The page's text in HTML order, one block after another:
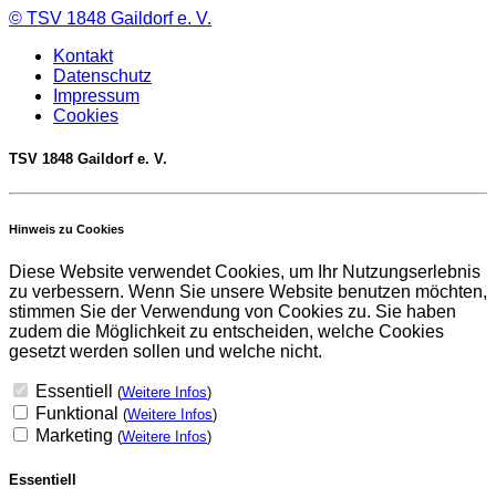
© TSV 1848 Gaildorf e. V.
Kontakt
Datenschutz
Impressum
Cookies
TSV 1848 Gaildorf e. V.
Hinweis zu Cookies
Diese Website verwendet Cookies, um Ihr Nutzungserlebnis
zu verbessern. Wenn Sie unsere Website benutzen möchten,
stimmen Sie der Verwendung von Cookies zu. Sie haben
zudem die Möglichkeit zu entscheiden, welche Cookies
gesetzt werden sollen und welche nicht.
Essentiell (Weitere Infos)
Funktional (Weitere Infos)
Marketing (Weitere Infos)
Essentiell